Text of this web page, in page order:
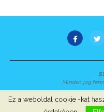
Minden jog
Szerzői jogok,
Ez a weboldal cookie -kat